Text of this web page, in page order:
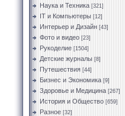
Наука и Техника [321]
IT и Компьютеры [12]
Интерьер и Дизайн [43]
Фото и видео [23]
Рукоделие [1504]
Детские журналы [8]
Путешествия [44]
Бизнес и Экономика [9]
Здоровье и Медицина [267]
История и Общество [659]
Разное [32]